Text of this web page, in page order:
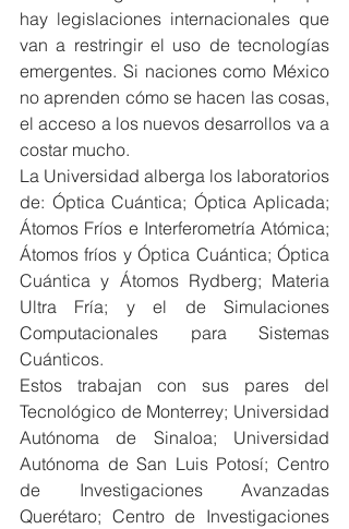
hay legislaciones internacionales que
van a restringir el uso de tecnologías
emergentes. Si naciones como México
no aprenden cómo se hacen las cosas,
el acceso a los nuevos desarrollos va a
costar mucho.
La Universidad alberga los laboratorios
de: Óptica Cuántica; Óptica Aplicada;
Átomos Fríos e Interferometría Atómica;
Átomos fríos y Óptica Cuántica; Óptica
Cuántica y Átomos Rydberg; Materia
Ultra Fría; y el de Simulaciones
Computacionales para Sistemas
Cuánticos.
Estos trabajan con sus pares del
Tecnológico de Monterrey; Universidad
Autónoma de Sinaloa; Universidad
Autónoma de San Luis Potosí; Centro
de Investigaciones Avanzadas
Querétaro; Centro de Investigaciones